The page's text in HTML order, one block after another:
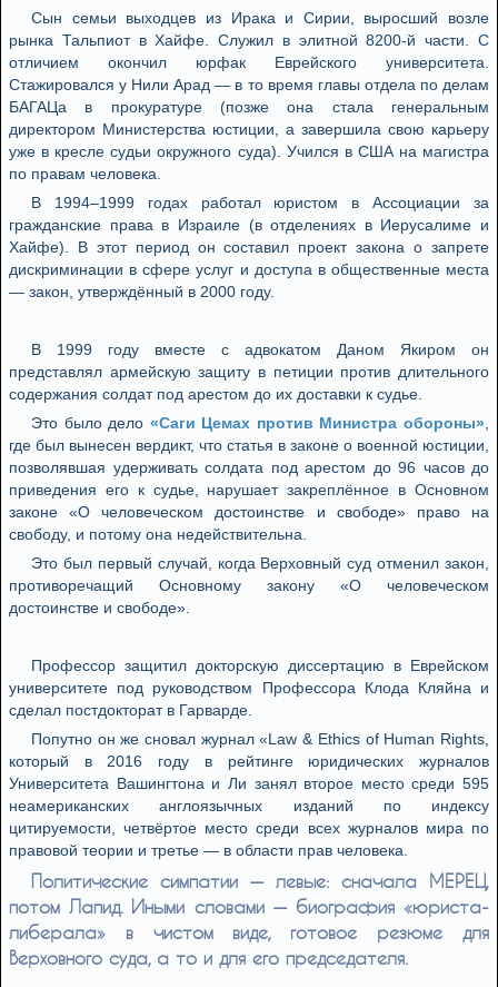
Сын семьи выходцев из Ирака и Сирии, выросший возле
рынка Тальпиот в Хайфе. Служил в элитной 8200-й части. С
отличием окончил юрфак Еврейского университета.
Стажировался у Нили Арад — в то время главы отдела по делам
БАГАЦа в прокуратуре (позже она стала генеральным
директором Министерства юстиции, а завершила свою карьеру
уже в кресле судьи окружного суда). Учился в США на магистра
по правам человека.
В 1994–1999 годах работал юристом в Ассоциации за
гражданские права в Израиле (в отделениях в Иерусалиме и
Хайфе). В этот период он составил проект закона о запрете
дискриминации в сфере услуг и доступа в общественные места
— закон, утверждённый в 2000 году.
В 1999 году вместе с адвокатом Даном Якиром он
представлял армейскую защиту в петиции против длительного
содержания солдат под арестом до их доставки к судье.
Это было дело «Саги Цемах против Министра обороны»
где был вынесен вердикт, что статья в законе о военной юстиции,
позволявшая удерживать солдата под арестом до 96 часов до
приведения его к судье, нарушает закреплённое в Основном
законе «О человеческом достоинстве и свободе» право на
свободу, и потому она недействительна.
Это был первый случай, когда Верховный суд отменил закон,
противоречащий Основному закону «О человеческом
достоинстве и свободе».
Профессор защитил докторскую диссертацию в Еврейском
университете под руководством Профессора Клода Кляйна и
сделал постдокторат в Гарварде.
Попутно он же сновал журнал «Law & Ethics of Human Rights,
который в 2016 году в рейтинге юридических журналов
Университета Вашингтона и Ли занял второе место среди 595
неамериканских англоязычных изданий по индексу
цитируемости, четвёртое место среди всех журналов мира по
правовой теории и третье — в области прав человека.
Политические симпатии — левые: сначала МЕРЕЦ,
потом Лапид. Иными словами — биография «юриста-
либерала» в чистом виде, готовое резюме для
Верховного суда, а то и для его председателя.